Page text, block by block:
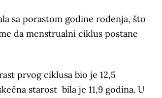
sa porastom godine rođenja, što
da menstrualni ciklus postane
prvog ciklusa bio je 12,5
starost bila je 11,9 godina. U